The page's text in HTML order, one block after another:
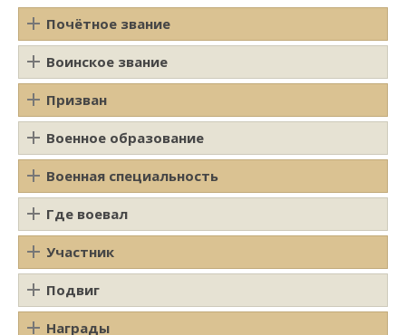
Почётное звание
Воинское звание
Призван
Военное образование
Военная специальность
Где воевал
Участник
Подвиг
Награды